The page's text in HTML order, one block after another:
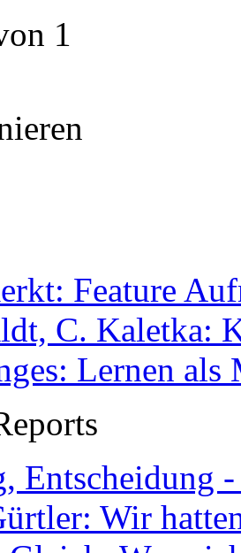
1
Feature
C. Kaletka:
Lernen als
Entscheidung
Wir